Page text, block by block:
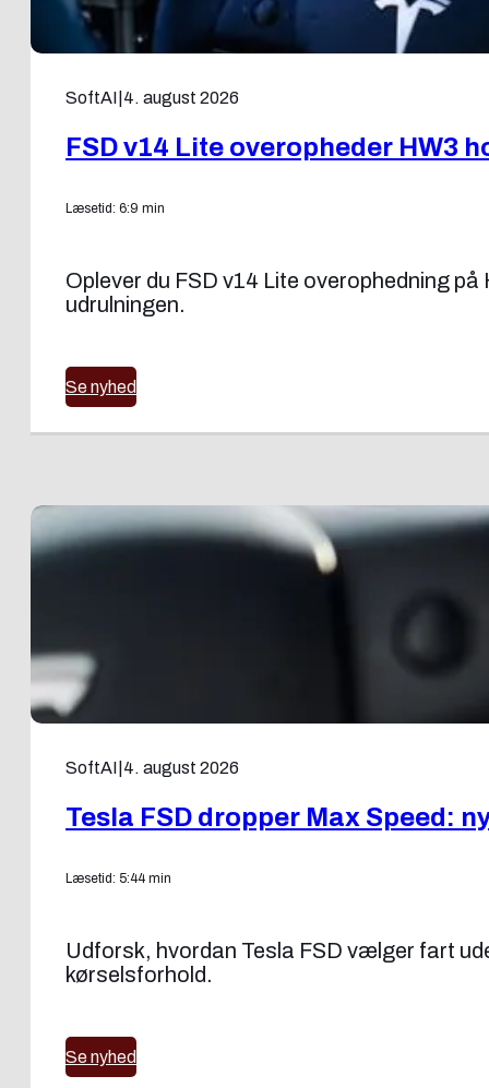
SoftAI 4. august 2026
FSD v14 Lite overopheder HW3
Læsetid: 6:9 min
Oplever du FSD v14 Lite overophedning
udrulningen.
Se nyhed
SoftAI 4. august 2026
Tesla FSD dropper Max Speed:
Læsetid: 5:44 min
Udforsk, hvordan Tesla FSD vælger fart
kørselsforhold.
Se nyhed